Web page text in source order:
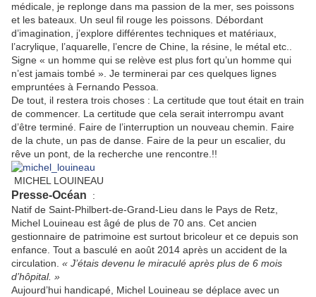
médicale, je replonge dans ma passion de la mer, ses poissons
et les bateaux. Un seul fil rouge les poissons. Débordant
d’imagination, j’explore différentes techniques et matériaux,
l’acrylique, l’aquarelle, l’encre de Chine, la résine, le métal etc..
Signe « un homme qui se relève est plus fort qu’un homme qui
n’est jamais tombé ». Je terminerai par ces quelques lignes
empruntées à Fernando Pessoa.
De tout, il restera trois choses : La certitude que tout était en train
de commencer. La certitude que cela serait interrompu avant
d’être terminé. Faire de l’interruption un nouveau chemin. Faire
de la chute, un pas de danse. Faire de la peur un escalier, du
rêve un pont, de la recherche une rencontre.!!
MICHEL LOUINEAU
Presse-Océan
:
Natif de Saint-Philbert-de-Grand-Lieu dans le Pays de Retz,
Michel Louineau est âgé de plus de 70 ans. Cet ancien
gestionnaire de patrimoine est surtout bricoleur et ce depuis son
enfance. Tout a basculé en août 2014 après un accident de la
circulation. « J’étais devenu le miraculé après plus de 6 mois
d’hôpital. »
Aujourd’hui handicapé, Michel Louineau se déplace avec un